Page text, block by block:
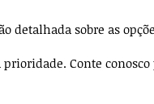
detalhada sobre as
Conte